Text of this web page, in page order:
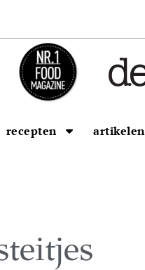
recepten artikelen